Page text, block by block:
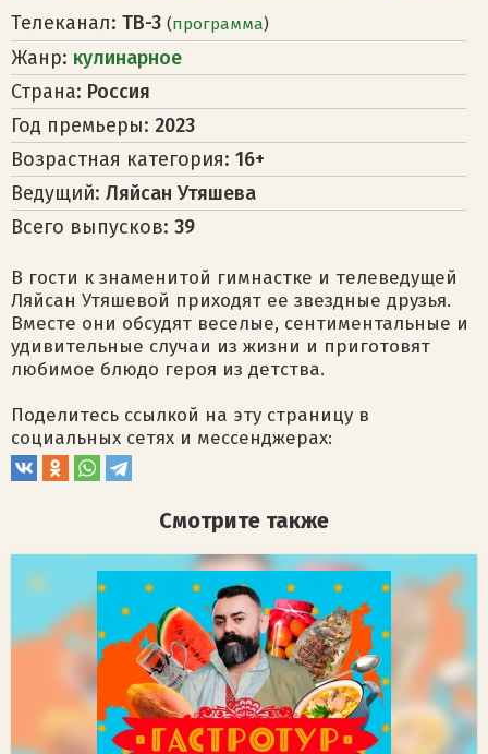
Телеканал: ТВ-3 (программа)
Жанр: кулинарное
Страна: Россия
Год премьеры: 2023
Возрастная категория: 16+
Ведущий: Ляйсан Утяшева
Всего выпусков: 39
В гости к знаменитой гимнастке и телеведущей
Ляйсан Утяшевой приходят ее звездные друзья.
Вместе они обсудят веселые, сентиментальные и
удивительные случаи из жизни и приготовят
любимое блюдо героя из детства.
Поделитесь ссылкой на эту страницу в
социальных сетях и мессенджерах:
Смотрите также